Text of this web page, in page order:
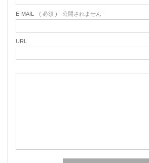
E-MAIL ( 必須 ) - 公開されません -
URL